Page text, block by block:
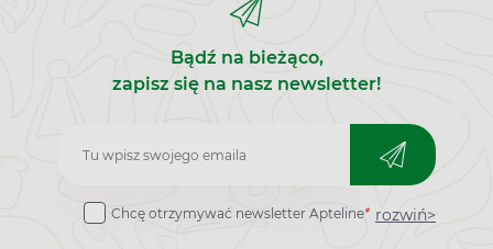
Bądź na bieżąco,
zapisz się na nasz newsletter!
Zapisz
do
Chcę otrzymywać newsletter Apteline* rozwiń>